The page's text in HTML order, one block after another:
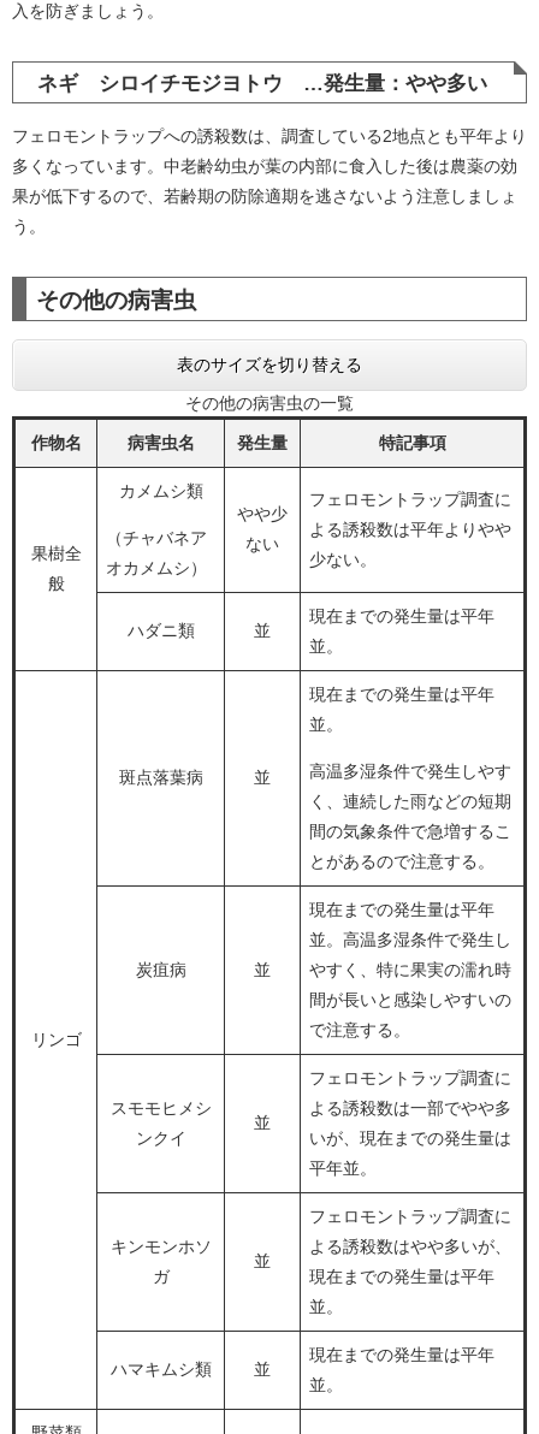
入を防ぎましょう。
ネギ シロイチモジヨトウ …発生量：やや多い
フェロモントラップへの誘殺数は、調査している2地点とも平年より
多くなっています。中老齢幼虫が葉の内部に食入した後は農薬の効
果が低下するので、若齢期の防除適期を逃さないよう注意しましょ
う。
その他の病害虫
表のサイズを切り替える
その他の病害虫の一覧
作物名 病害虫名 発生量 特記事項
果樹全
般
カメムシ類
（チャバネア
オカメムシ）
やや少
ない
フェロモントラップ調査に
よる誘殺数は平年よりやや
少ない。
ハダニ類 並
現在までの発生量は平年
並。
リンゴ
斑点落葉病 並
現在までの発生量は平年
並。
高温多湿条件で発生しやす
く、連続した雨などの短期
間の気象条件で急増するこ
とがあるので注意する。
炭疽病 並
現在までの発生量は平年
並。高温多湿条件で発生し
やすく、特に果実の濡れ時
間が長いと感染しやすいの
で注意する。
スモモヒメシ
ンクイ
並
フェロモントラップ調査に
よる誘殺数は一部でやや多
いが、現在までの発生量は
平年並。
キンモンホソ
ガ
並
フェロモントラップ調査に
よる誘殺数はやや多いが、
現在までの発生量は平年
並。
ハマキムシ類 並
現在までの発生量は平年
並。